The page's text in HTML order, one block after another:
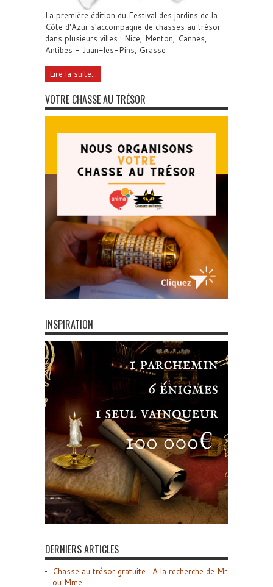
La première édition du Festival des jardins de la
Côte d'Azur s'accompagne de chasses au trésor
dans plusieurs villes : Nice, Menton, Cannes,
Antibes - Juan-les-Pins, Grasse
Lire la suite...
VOTRE CHASSE AU TRÉSOR
INSPIRATION
DERNIERS ARTICLES
Chasse au trésor gratuite : A la recherche de Mr
ou Mme